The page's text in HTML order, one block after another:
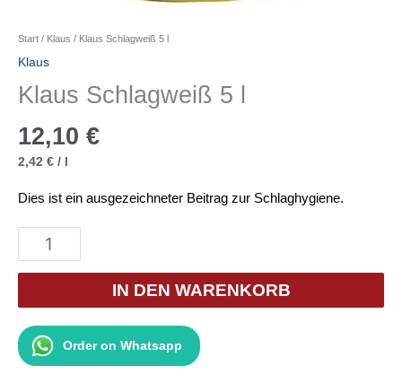
Start / Klaus / Klaus Schlagweiß 5 l
Klaus
Klaus Schlagweiß 5 l
12,10 €
2,42 € /
Dies ist ein ausgezeichneter Beitrag zur Schlaghygiene.
Klaus
Schlagweiß
l
Menge
IN DEN WARENKORB
Order on Whatsapp